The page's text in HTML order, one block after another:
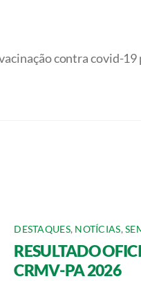
contra covid-
DESTAQUES, NOTÍCIAS,
RESULTADO
CRMV-PA 2026